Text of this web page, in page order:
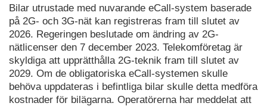
Bilar utrustade med nuvarande eCall-system baserade
på 2G- och 3G-nät kan registreras fram till slutet av
2026. Regeringen beslutade om ändring av 2G-
nätlicenser den 7 december 2023. Telekomföretag är
skyldiga att upprätthålla 2G-teknik fram till slutet av
2029. Om de obligatoriska eCall-systemen skulle
behöva uppdateras i befintliga bilar skulle detta medföra
kostnader för bilägarna. Operatörerna har meddelat att